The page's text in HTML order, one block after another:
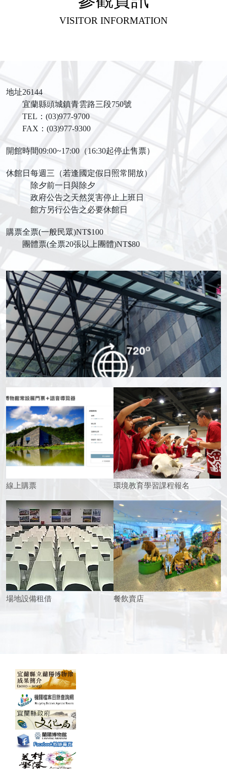
VISITOR INFORMATION
地址26144
宜蘭縣頭城鎮青雲路三段750號
TEL：(03)977-9700
FAX：(03)977-9300
開館時間09:00~17:00（16:30起停止售票）
休館日 每週三（若逢國定假日照常開放）
除夕前一日與除夕
政府公告之天然災害停止上班日
館方另行公告之必要休館日
購票全票(一般民眾)NT$100
團體票(全票20張以上團體)NT$80
線上購票 環境教育學習課程報名
場地設備租借 餐飲賣店